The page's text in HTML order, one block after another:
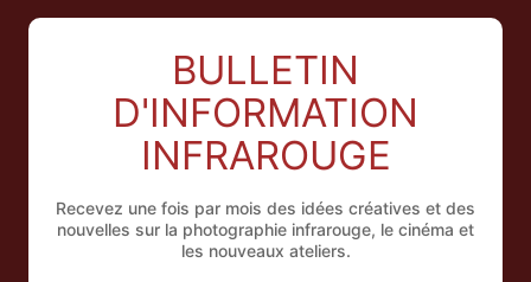
BULLETIN
D'INFORMATION
INFRAROUGE
Recevez une fois par mois des idées créatives et des
nouvelles sur la photographie infrarouge, le cinéma et
les nouveaux ateliers.